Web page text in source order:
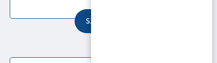
SAIBA MAIS